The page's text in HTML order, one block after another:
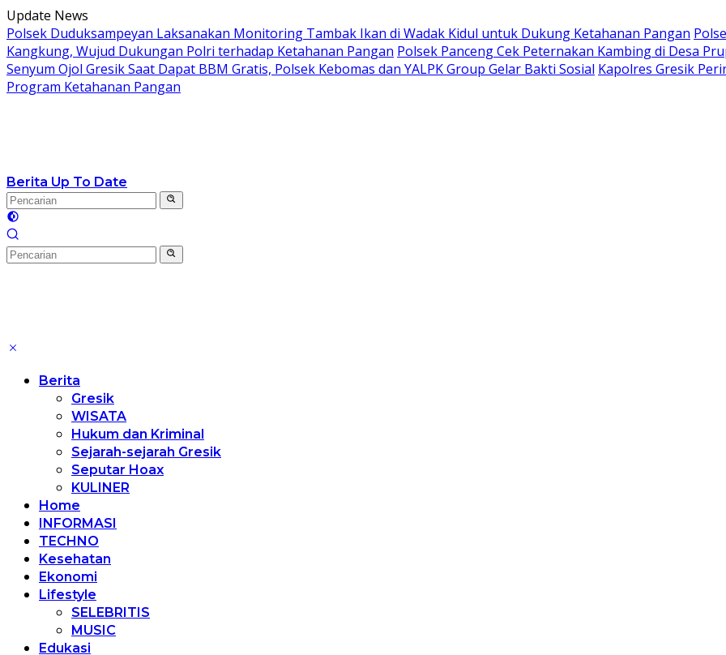
Langsung
ke
konten
Update News
Polsek Duduksampeyan Laksanakan Monitoring Tambak Ikan di Wadak Kidul untuk Dukung Ketahanan Pangan
Kangkung, Wujud Dukungan Polri terhadap Ketahanan Pangan Polsek Panceng Cek Peternakan Kambing di Desa
Senyum Ojol Gresik Saat Dapat BBM Gratis, Polsek Kebomas dan YALPK Group Gelar Bakti Sosial Kapolres Gresik
Program Ketahanan Pangan
Berita Up To Date
Berita
Gresik
WISATA
Hukum dan Kriminal
Sejarah-sejarah Gresik
Seputar Hoax
KULINER
Home
INFORMASI
TECHNO
Kesehatan
Ekonomi
Lifestyle
SELEBRITIS
MUSIC
Edukasi